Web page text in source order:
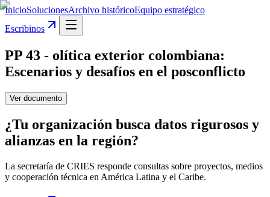
InicioSolucionesArchivo históricoEquipo estratégico
Escribinos
PP 43 - olítica exterior colombiana:
Escenarios y desafíos en el posconflicto
Ver documento
¿Tu organización busca datos rigurosos y
alianzas en la región?
La secretaría de CRIES responde consultas sobre proyectos, medios
y cooperación técnica en América Latina y el Caribe.